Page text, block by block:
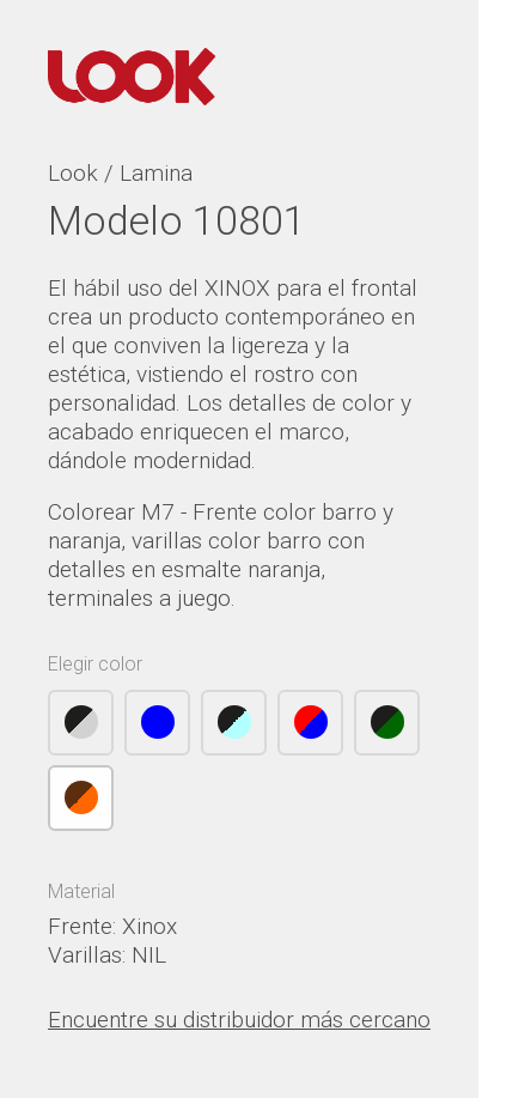
Look / Lamina
Modelo 10801
El hábil uso del XINOX para el frontal
crea un producto contemporáneo en
el que conviven la ligereza y la
estética, vistiendo el rostro con
personalidad. Los detalles de color y
acabado enriquecen el marco,
dándole modernidad.
Colorear M7 - Frente color barro y
naranja, varillas color barro con
detalles en esmalte naranja,
terminales a juego.
Elegir color
Material
Frente: Xinox
Varillas: NIL
Encuentre su distribuidor más cercano